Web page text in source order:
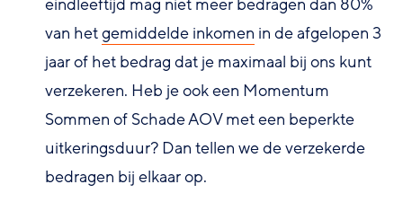
van hetgemiddelde inkomen in de afgelopen 3
jaar of het bedrag dat je maximaal bij ons kunt
verzekeren. Heb je ook een Momentum
Sommen of Schade AOV met een beperkte
uitkeringsduur? Dan tellen we de verzekerde
bedragen bij elkaar op.